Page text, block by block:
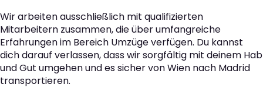
Wir arbeiten ausschließlich mit qualifizierten
Mitarbeitern zusammen, die über umfangreiche
Erfahrungen im Bereich Umzüge verfügen. Du kannst
dich darauf verlassen, dass wir sorgfältig mit deinem Hab
und Gut umgehen und es sicher von Wien nach Madrid
transportieren.